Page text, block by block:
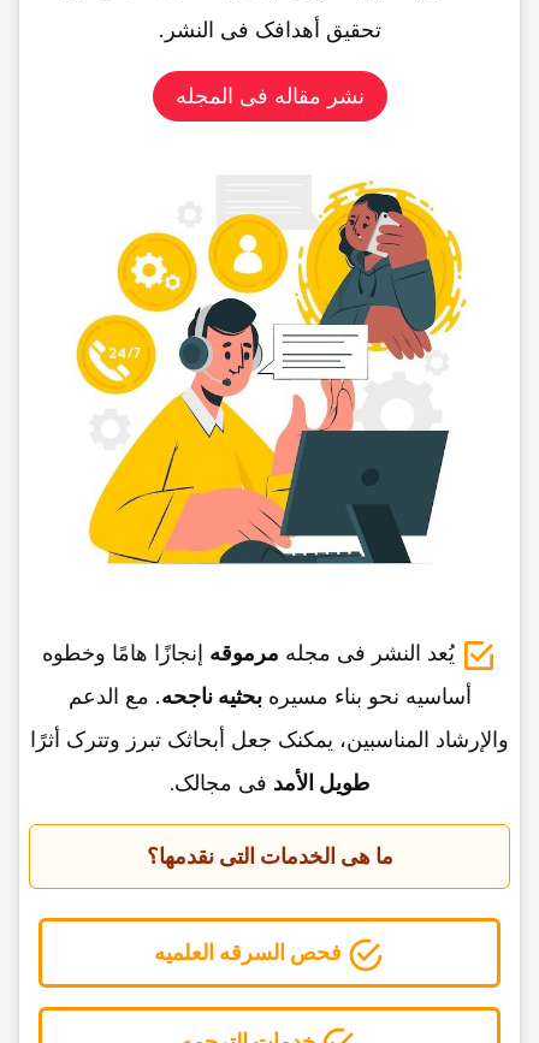
تحقیق أهدافک فی النشر.
نشر مقاله فی المجله
یُعد النشر فی مجله مرموقه إنجازًا هامًا وخطوه
أساسیه نحو بناء مسیرهبحثیه ناجحه. مع الدعم
والإرشاد المناسبین، یمکنک جعل أبحاثک تبرز وتترک أثرًا
طویل الأمد فی مجالک.
ما هی الخدمات التی نقدمها؟
فحص السرقه العلمیه